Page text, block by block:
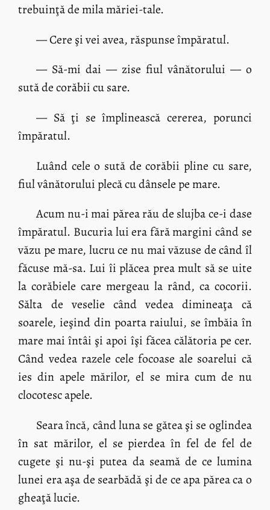
trebuinţă de mila măriei-tale.
— Cere şi vei avea, răspunse împăratul.
— Să-mi dai — zise fiul vânătorului — o
sută de corăbii cu sare.
— Să ţi se împlinească cererea, porunci
împăratul.
Luând cele o sută de corăbii pline cu sare,
fiul vânătorului plecă cu dânsele pe mare.
Acum nu-i mai părea rău de slujba ce-i dase
împăratul. Bucuria lui era fără margini când se
văzu pe mare, lucru ce nu mai văzuse de când îl
făcuse mă-sa. Lui îi plăcea prea mult să se uite
la corăbiele care mergeau la rând, ca cocorii.
Sălta de veselie când vedea dimineaţa că
soarele, ieşind din poarta raiului, se îmbăia în
mare mai întâi şi apoi îşi făcea călătoria pe cer.
Când vedea razele cele focoase ale soarelui că
ies din apele mărilor, el se mira cum de nu
clocotesc apele.
Seara încă, când luna se gătea şi se oglindea
în sat mărilor, el se pierdea în fel de fel de
cugete şi nu-şi putea da seamă de ce lumina
lunei era aşa de searbădă şi de ce apa părea ca o
gheaţă lucie.